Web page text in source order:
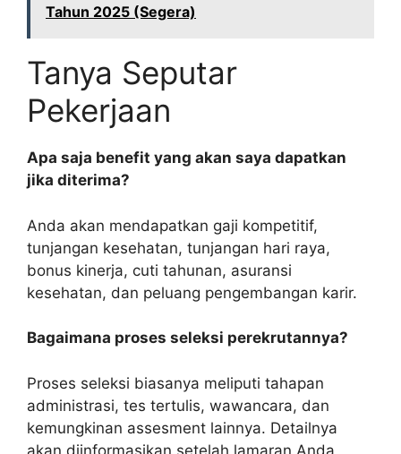
Tahun 2025 (Segera)
Tanya Seputar
Pekerjaan
Apa saja benefit yang akan saya dapatkan
jika diterima?
Anda akan mendapatkan gaji kompetitif,
tunjangan kesehatan, tunjangan hari raya,
bonus kinerja, cuti tahunan, asuransi
kesehatan, dan peluang pengembangan karir.
Bagaimana proses seleksi perekrutannya?
Proses seleksi biasanya meliputi tahapan
administrasi, tes tertulis, wawancara, dan
kemungkinan assesment lainnya. Detailnya
akan diinformasikan setelah lamaran Anda